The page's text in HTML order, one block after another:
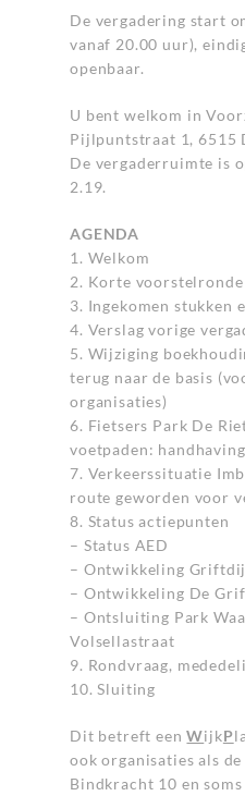
De vergadering start
vanaf 20.00 uur),
openbaar.
U bent welkom in
Pijlpuntstraat 1, 6515
De vergaderruimte is
2.19.
AGENDA
1. Welkom
2. Korte
3. Ingekomen stukken
4. Verslag vorige
5. Wijziging
terug naar de basis
organisaties)
6. Fietsers Park De
voetpaden:
7. Verkeerssituatie
route geworden voor
8. Status actiepunten
– Status AED
– Ontwikkeling
– Ontwikkeling De
– Ontsluiting Park
Volsellastraat
9. Rondvraag,
10. Sluiting
Dit betreft eenWijkP
ook organisaties als
Bindkracht 10 en